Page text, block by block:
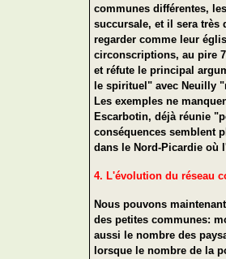
communes différentes,
succursale, et il sera très
regarder comme leur
circonscriptions, au pire
et réfute le principal
le spirituel" avec Neuilly
Les exemples ne
Escarbotin, déjà réunie
conséquences semblent
dans le Nord-Picardie où
4. L'évolution du réseau
Nous pouvons
des petites communes:
aussi le nombre des
lorsque le nombre de la